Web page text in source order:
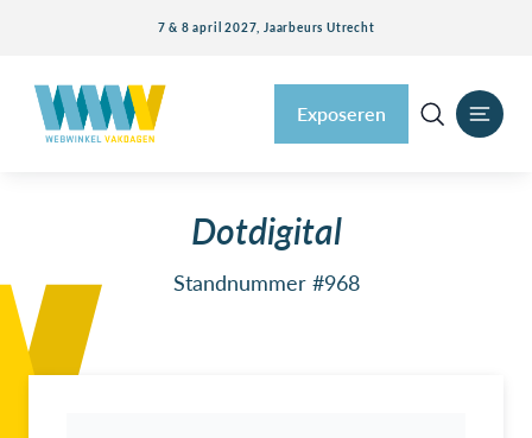
7 & 8 april 2027, Jaarbeurs Utrecht
Exposeren
Dotdigital
Standnummer #968